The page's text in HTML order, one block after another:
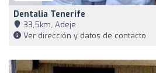
Dentalia Tenerife
33,5km, Adeje
Ver dirección y datos de contacto